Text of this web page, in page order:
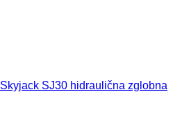
Skyjack SJ30 hidraulična zglobna